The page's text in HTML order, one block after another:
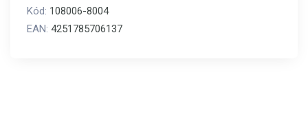
Kód: 108006-8004
EAN: 4251785706137